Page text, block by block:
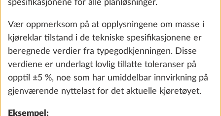
14.0 kg
Legg til
spesifikasjonene for alle planløsninger.
Vær oppmerksom på at opplysningene om masse i
kjøreklar tilstand i de tekniske spesifikasjonene er
beregnede verdier fra typegodkjenningen. Disse
verdiene er underlagt lovlig tillatte toleranser på
opptil ±5 %, noe som har umiddelbar innvirkning på
gjenværende nyttelast for det aktuelle kjøretøyet.
Eksempel: